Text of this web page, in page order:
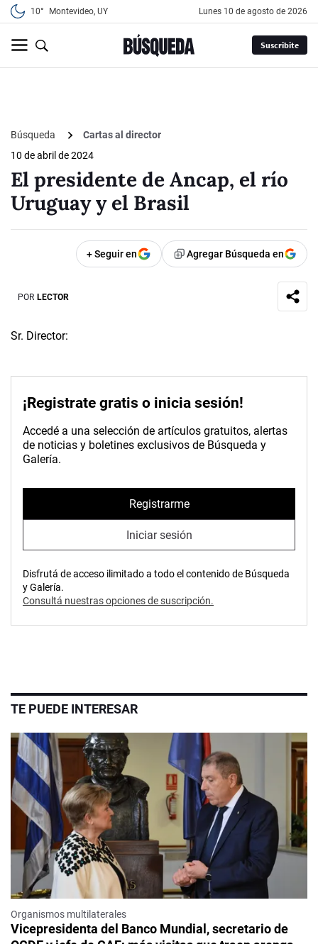
10° Montevideo, UY lunes 10 de agosto de 2026
Suscribite
Búsqueda
Cartas al director
10 de abril de 2024
El presidente de Ancap, el río
Uruguay y el Brasil
+ Seguir en Agregar Búsqueda en
POR LECTOR
Sr. Director:
¡Registrate gratis o inicia sesión!
Accedé a una selección de artículos gratuitos, alertas
de noticias y boletines exclusivos de Búsqueda y
Galería.
Registrarme
Iniciar sesión
Disfrutá de acceso ilimitado a todo el contenido de Búsqueda
y Galería.
Consultá nuestras opciones de suscripción.
TE PUEDE INTERESAR
Organismos multilaterales
Vicepresidenta del Banco Mundial, secretario de